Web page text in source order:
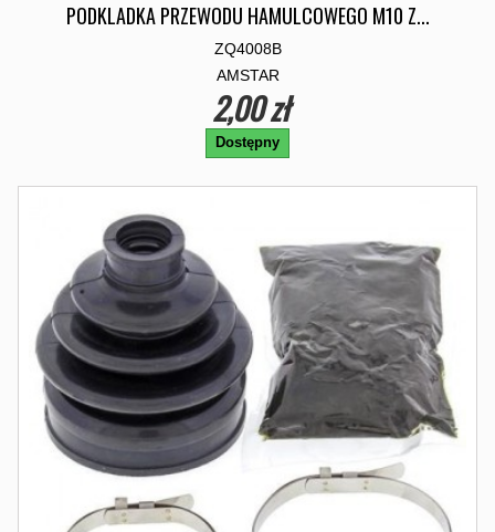
PODKLADKA PRZEWODU HAMULCOWEGO M10 Z...
ZQ4008B
AMSTAR
2,00 zł
Dostępny